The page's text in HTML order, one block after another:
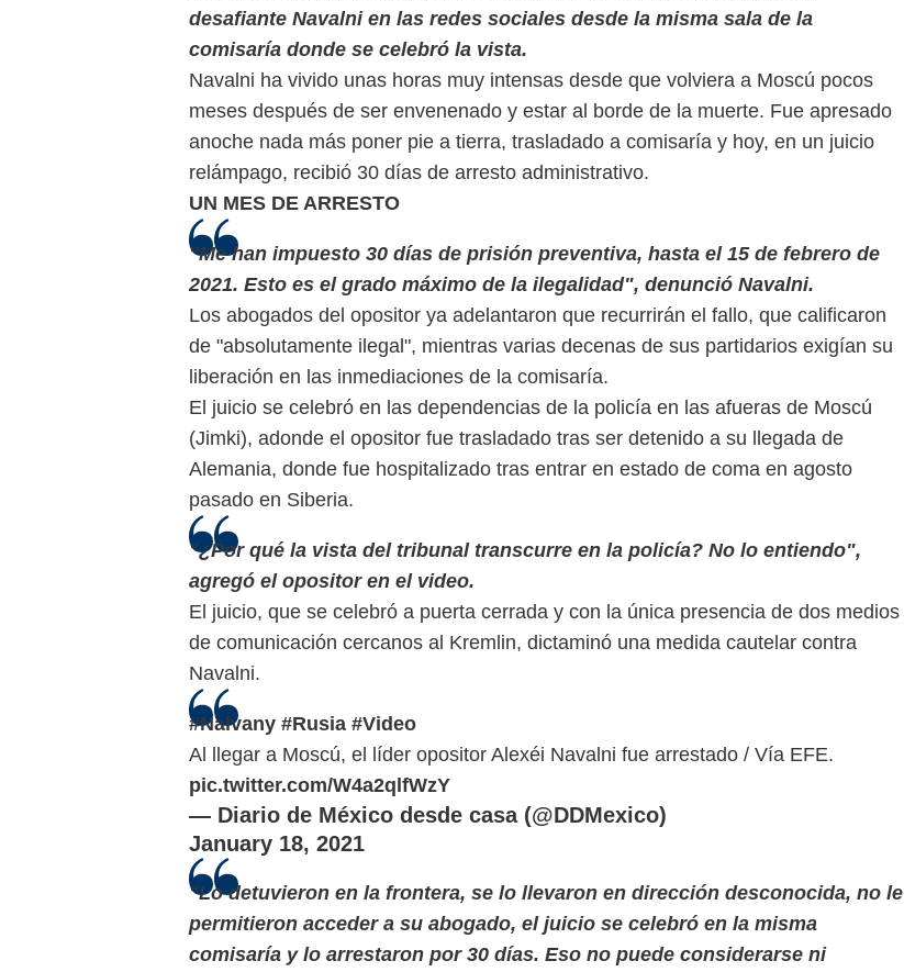
desafiante Navalni en las redes sociales desde la misma sala de la
comisaría donde se celebró la vista.
Navalni ha vivido unas horas muy intensas desde que volviera a Moscú pocos
meses después de ser envenenado y estar al borde de la muerte. Fue apresado
anoche nada más poner pie a tierra, trasladado a comisaría y hoy, en un juicio
relámpago, recibió 30 días de arresto administrativo.
UN MES DE ARRESTO
"Me han impuesto 30 días de prisión preventiva, hasta el 15 de febrero de
2021. Esto es el grado máximo de la ilegalidad", denunció Navalni.
Los abogados del opositor ya adelantaron que recurrirán el fallo, que calificaron
de "absolutamente ilegal", mientras varias decenas de sus partidarios exigían su
liberación en las inmediaciones de la comisaría.
El juicio se celebró en las dependencias de la policía en las afueras de Moscú
(Jimki), adonde el opositor fue trasladado tras ser detenido a su llegada de
Alemania, donde fue hospitalizado tras entrar en estado de coma en agosto
pasado en Siberia.
"¿Por qué la vista del tribunal transcurre en la policía? No lo entiendo",
agregó el opositor en el video.
El juicio, que se celebró a puerta cerrada y con la única presencia de dos medios
de comunicación cercanos al Kremlin, dictaminó una medida cautelar contra
Navalni.
#Nalvany #Rusia #Video
Al llegar a Moscú, el líder opositor Alexéi Navalni fue arrestado / Vía EFE.
pic.twitter.com/W4a2qlfWzY
— Diario de México desde casa (@DDMexico)
January 18, 2021
"Lo detuvieron en la frontera, se lo llevaron en dirección desconocida, no le
permitieron acceder a su abogado, el juicio se celebró en la misma
comisaría y lo arrestaron por 30 días. Eso no puede considerarse ni